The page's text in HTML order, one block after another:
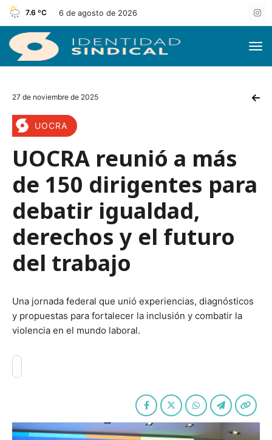
7.6 ºC 6 de agosto de 2026
27 de noviembre de 2025
UOCRA
UOCRA reunió a más
de 150 dirigentes para
debatir igualdad,
derechos y el futuro
del trabajo
Una jornada federal que unió experiencias, diagnósticos
y propuestas para fortalecer la inclusión y combatir la
violencia en el mundo laboral.